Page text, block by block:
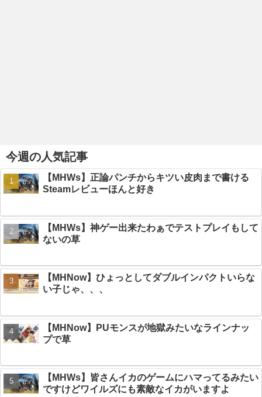
今週の人気記事
【MHWs】正論パンチからキツい皮肉まで書ける
Steamレビューほんと好き
【MHWs】神ゲー出来たわぁでテストプレイもして
ないの草
【MHNow】ひょっとしてダブルインパクトいらな
い子じゃ、、、
【MHNow】PUモンスが地獄みたいなラインナッ
プで草
【MHWs】皆さんイカのゲームにハマってるみたい
ですけどワイルズにも素敵なイカがいますよ